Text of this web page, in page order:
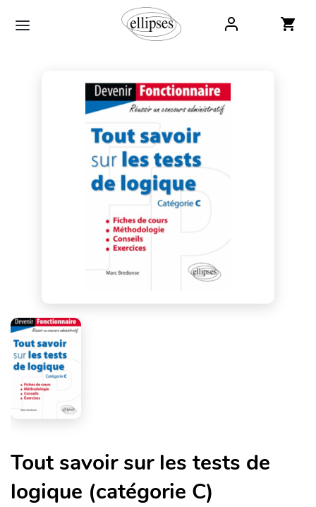
Tout savoir sur les tests de
logique (catégorie C)